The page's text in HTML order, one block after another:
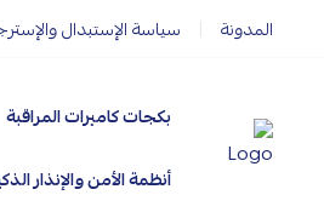
المدونة سياسة الإستبدال
مؤسسة ارماز الانظمة
بكجات كاميرات المراقبة
أنظمة الأمن والإنذار